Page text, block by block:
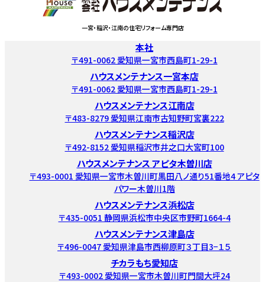
一宮・稲沢・江南の住宅リフォーム専門店
本社
〒491-0062 愛知県一宮市西島町1-29-1
ハウスメンテナンス一宮本店
〒491-0062 愛知県一宮市西島町1-29-1
ハウスメンテナンス江南店
〒483-8279 愛知県江南市古知野町宮裏222
ハウスメンテナンス稲沢店
〒492-8152 愛知県稲沢市井之口大宮町100
ハウスメンテナンス アピタ木曽川店
〒493-0001 愛知県一宮市木曽川町黒田八ノ通り51番地4 アピタ
パワー木曽川1階
ハウスメンテナンス浜松店
〒435-0051 静岡県浜松市中央区市野町1664-4
ハウスメンテナンス津島店
〒496-0047 愛知県津島市西柳原町３丁目3−１５
チカラもち愛知店
〒493-0002 愛知県一宮市木曽川町門間大坪24